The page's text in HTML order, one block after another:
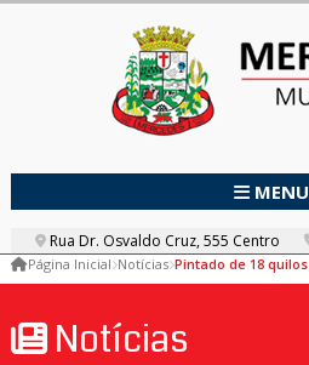
MENU
Rua Dr. Osvaldo Cruz, 555 Centro
Página Inicial Notícias
Notícias